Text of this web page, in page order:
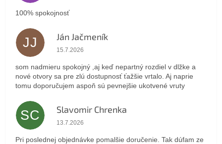
100% spokojnosť
JJ Ján Jačmeník
Hodnotenie obchodu je 5 z 5 hviezdičiek.
15.7.2026
som nadmieru spokojný ,aj keď nepartný rozdiel v dlžke a
nové otvory sa pre zlú dostupnosť ťažšie vrtalo. Aj naprie
tomu doporučujem aspoň sú pevnejšie ukotvené vruty
SC Slavomir Chrenka
Hodnotenie obchodu je 5 z 5 hviezdičiek.
13.7.2026
Pri poslednej objednávke pomalšie doručenie. Tak dúfam ze